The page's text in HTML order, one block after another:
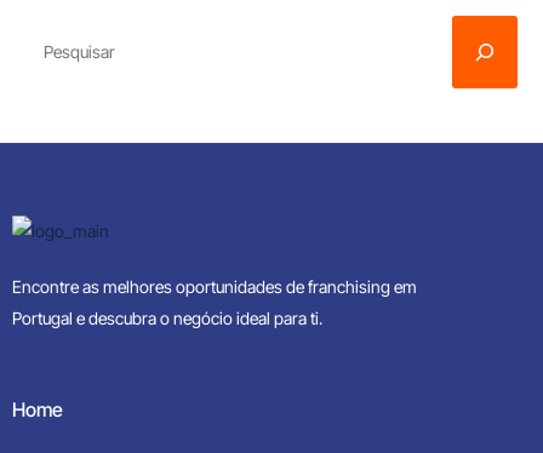
Encontre as melhores oportunidades de franchising em
Portugal e descubra o negócio ideal para ti.
Home